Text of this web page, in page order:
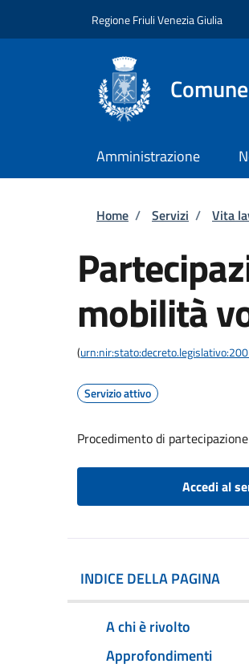
Regione Friuli Venezia Giulia
Amministrazione
Briciole di
Home / Servizi / Vita
mobilità
(
Servizio attivo
Procedimento di
Accedi al
INDICE DELLA PAGINA
A chi è rivolto
Approfondimenti